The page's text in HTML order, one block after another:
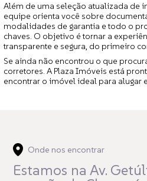
Além de uma seleção atualizada de
equipe orienta você sobre
modalidades de garantia e todo o
chaves. O objetivo é tornar a
transparente e segura, do primeiro
Se ainda não encontrou o que
corretores. A Plaza Imóveis está
encontrar o imóvel ideal para alugar
Onde nos encontrar
Estamos na Av.